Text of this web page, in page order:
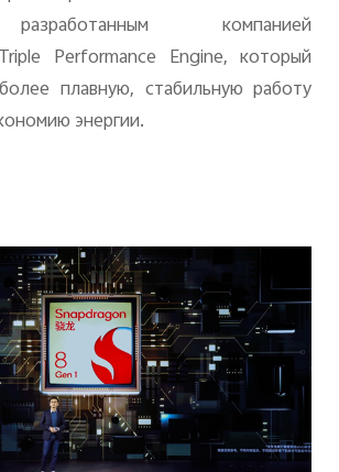
компанией
Triple Performance Engine, который
плавную, стабильную работу
энергии.